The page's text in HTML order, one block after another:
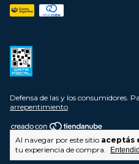
Al navegar por este sitio aceptás
tu experiencia de compra.
Defensa de las y los consumidores.
arrepentimiento
Copyright JUMA - 2026. Todos los